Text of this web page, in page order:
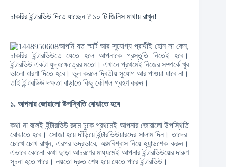
চাকরির ইন্টারভিউ দিতে যাচ্ছেন ? ১০ টি জিনিস মাথায় রাখুন!
আপনি যত স্মার্ট আর সুযোগ্য প্রার্থীই হোন না কেন,
চাকরির ইন্টারভিউতে যেতে হলে আপনাকে প্রস্তুতি নিতেই হবে।
ইন্টারভিউ একটা যুদ্ধক্ষেত্রের মতো। এখানে প্রথমেই নিজের সম্পর্কে খুব
ভালো ধারণা দিতে হবে। ভুল করলে দ্বিতীয় সুযোগ আর পাওয়া যাবে না।
তাই ইন্টারভিউ দক্ষতা বাড়াতে কিছু কৌশল গ্রহণ করুন।
১. আপনার জোরালো উপস্থিতি বোঝাতে হবে
কথা না বলেই ইন্টারভিউ রুমে ঢুকে প্রথমেই আপনার জোরালো উপস্থিতি
বোঝাতে হবে। সোজা হয়ে দাঁড়িয়ে ইন্টারভিউয়ারদের সালাম দিন। তাদের
চোখে চোখ রাখুন, এরপর ভদ্রভাবে, আত্মবিশ্বাস নিয়ে হ্যান্ডশেক করুন।
এভাবে কোনো কথা ছাড়া আচরণের মাধ্যমেই আপনার ইন্টারভিউয়ের দারুণ
সূচনা হতে পারে। নয়তো দ্রুত শেষ হয়ে যেতে পারে ইন্টারভিউ।